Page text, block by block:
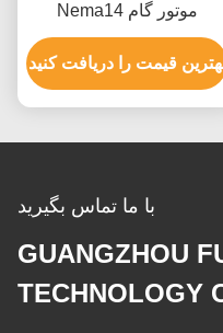
موتور گام Nema14
35x35x41mm 180mN.M
برای دستگاه پزشکی
قیمت را دریافت کنید
با ما تماس بگیرید
GUANGZHOU
TECHNOLOGY